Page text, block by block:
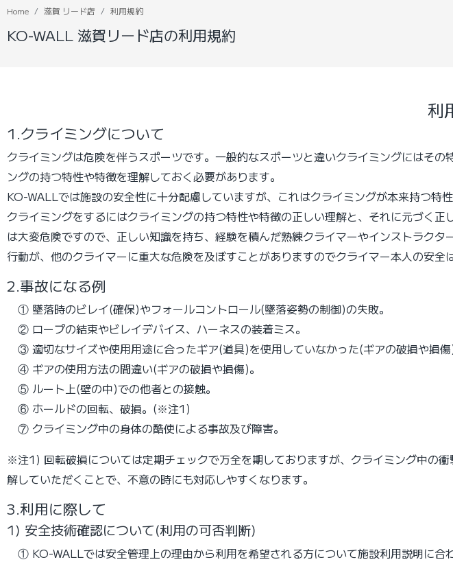
Home 滋賀 リード店 利用規約
KO-WALL 滋賀リード店の利用規約
利
1.クライミングについて
クライミングは危険を伴うスポーツです。一般的なスポーツと違いクライミングにはそ
ングの持つ特性や特徴を理解しておく必要があります。
KO-WALLでは施設の安全性に十分配慮していますが、これはクライミングが本来持つ
クライミングをするにはクライミングの持つ特性や特徴の正しい理解と、それに元づく
は大変危険ですので、正しい知識を持ち、経験を積んだ熟練クライマーやインストラク
行動が、他のクライマーに重大な危険を及ぼすことがありますのでクライマー本人の安
2.事故になる例
① 墜落時のビレイ(確保)やフォールコントロール(墜落姿勢の制御)の失敗。
② ロープの結束やビレイデバイス、ハーネスの装着ミス。
③ 適切なサイズや使用用途に合ったギア(道具)を使用していなかった(ギアの破損や損傷)
④ ギアの使用方法の間違い(ギアの破損や損傷)。
⑤ ルート上(壁の中)での他者との接触。
⑥ ホールドの回転、破損。(※注1)
⑦ クライミング中の身体の酷使による事故及び障害。
※注1) 回転破損については定期チェックで万全を期しておりますが、クライミング中の
解していただくことで、不意の時にも対応しやすくなります。
3.利用に際して
1) 安全技術確認について(利用の可否判断)
① KO-WALLでは安全管理上の理由から利用を希望される方について施設利用説明に合